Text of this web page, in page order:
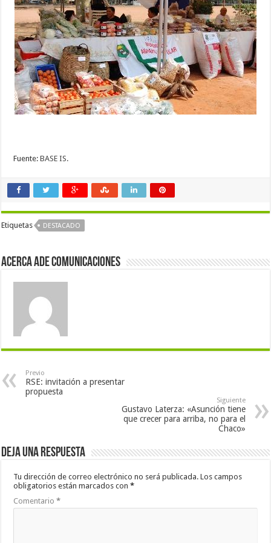
Fuente:BASE IS.
Etiquetas DESTACADO
Acerca Ade Comunicaciones
Previo
RSE: invitación a presentar
propuesta
Siguiente
Gustavo Laterza: «Asunción tiene
que crecer para arriba, no para el
Chaco»
Deja una respuesta
Tu dirección de correo electrónico no será publicada. Los campos
obligatorios están marcados con*
Comentario*